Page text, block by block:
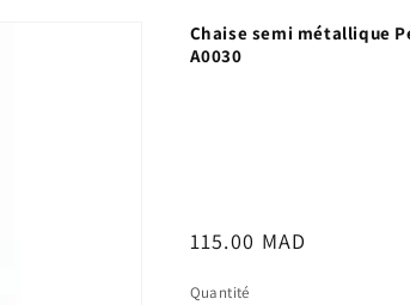
Chaise semi métallique
A0030
Prix
115.00 MAD
Quantité